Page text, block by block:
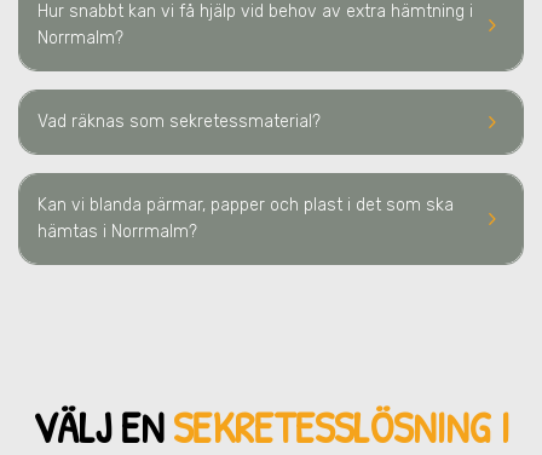
keyboard_arrow_right
Hur snabbt kan vi få hjälp vid behov av extra hämtning i
Norrmalm?
keyboard_arrow_right
Vad räknas som sekretessmaterial?
keyboard_arrow_right
Kan vi blanda pärmar, papper och plast i det som ska
hämtas i Norrmalm?
VÄLJ ENSEKRETESSLÖSNING I